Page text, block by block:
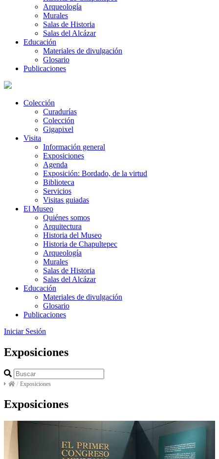
Arqueología
Murales
Salas de Historia
Salas del Alcázar
Educación
Materiales de divulgación
Glosario
Publicaciones
Colección
Curadurías
Colección
Gigapixel
Visita
Información general
Exposiciones
Agenda
Exposición: Bordado, de la virtud
Biblioteca
Servicios
Visitas guiadas
El Museo
Quiénes somos
Arquitectura
Historia del Museo
Historia de Chapultepec
Arqueología
Murales
Salas de Historia
Salas del Alcázar
Educación
Materiales de divulgación
Glosario
Publicaciones
Iniciar Sesión
Exposiciones
/ Exposiciones
Exposiciones